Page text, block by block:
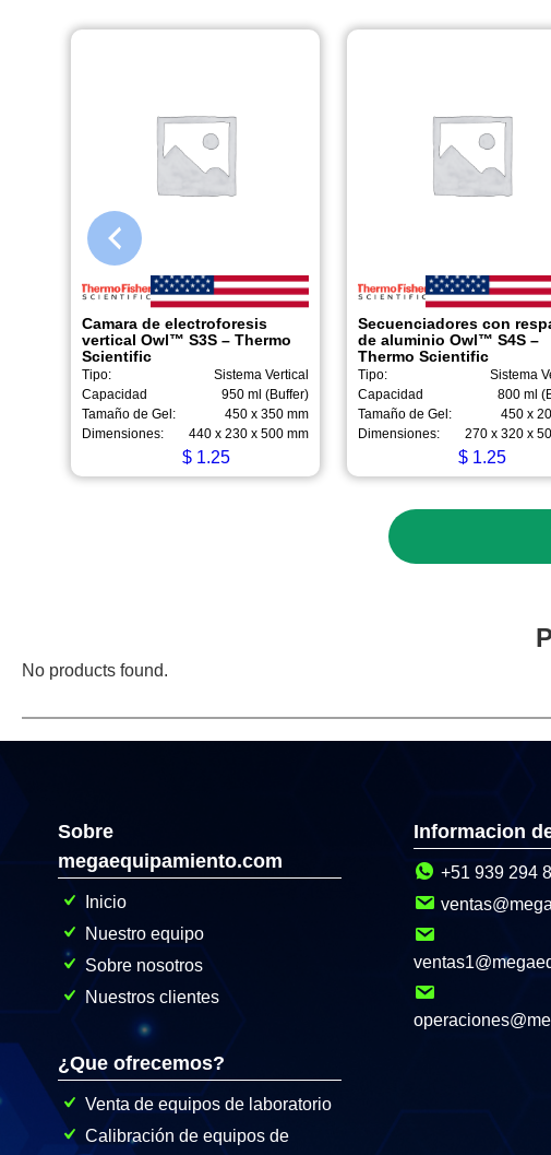
Camara de electroforesis
vertical Owl™ S3S – Thermo
Scientific
Tipo:
Sistema Vertical
Capacidad
950 ml (Buffer)
Tamaño de Gel:
450 x 350 mm
Dimensiones:
440 x 230 x 500 mm
$ 1.25
Secuenciadores con
de aluminio Owl™ S4S –
Thermo Scientific
Tipo:
Sistema
Capacidad
800 ml
Tamaño de Gel:
450 x
Dimensiones:
270 x 320 x
$1.25
No products found.
Sobre
megaequipamiento.com
Inicio
Nuestro equipo
Sobre nosotros
Nuestros clientes
¿Que ofrecemos?
Venta de equipos de laboratorio
Calibración de equipos de
Informacion
+51 939 294